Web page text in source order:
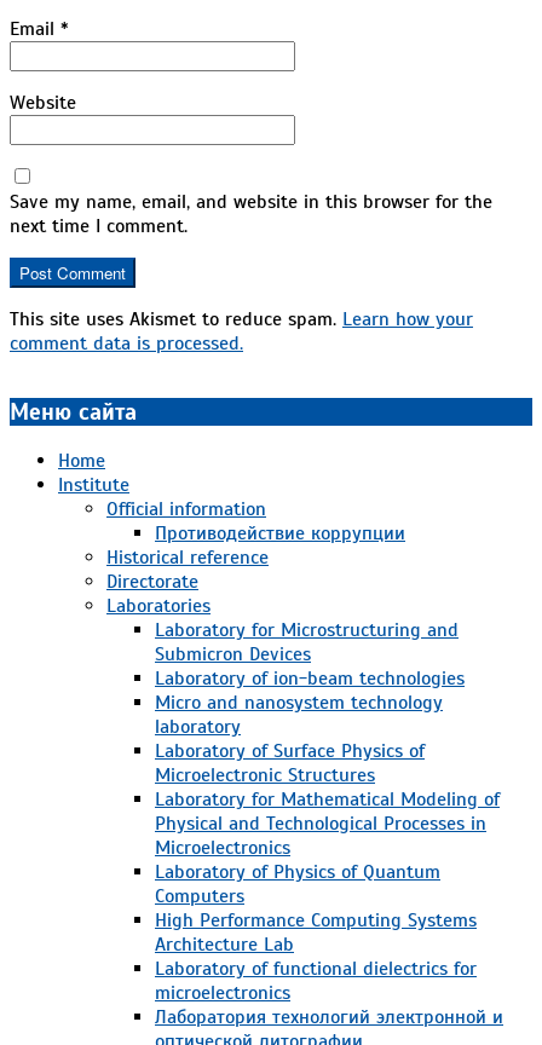
Email *
Website
Save my name, email, and website in this browser for the
next time I comment.
This site uses Akismet to reduce spam. Learn how your
comment data is processed.
Меню сайта
Home
Institute
Official information
Противодействие коррупции
Historical reference
Directorate
Laboratories
Laboratory for Microstructuring and
Submicron Devices
Laboratory of ion-beam technologies
Micro and nanosystem technology
laboratory
Laboratory of Surface Physics of
Microelectronic Structures
Laboratory for Mathematical Modeling of
Physical and Technological Processes in
Microelectronics
Laboratory of Physics of Quantum
Computers
High Performance Computing Systems
Architecture Lab
Laboratory of functional dielectrics for
microelectronics
Лаборатория технологий электронной и